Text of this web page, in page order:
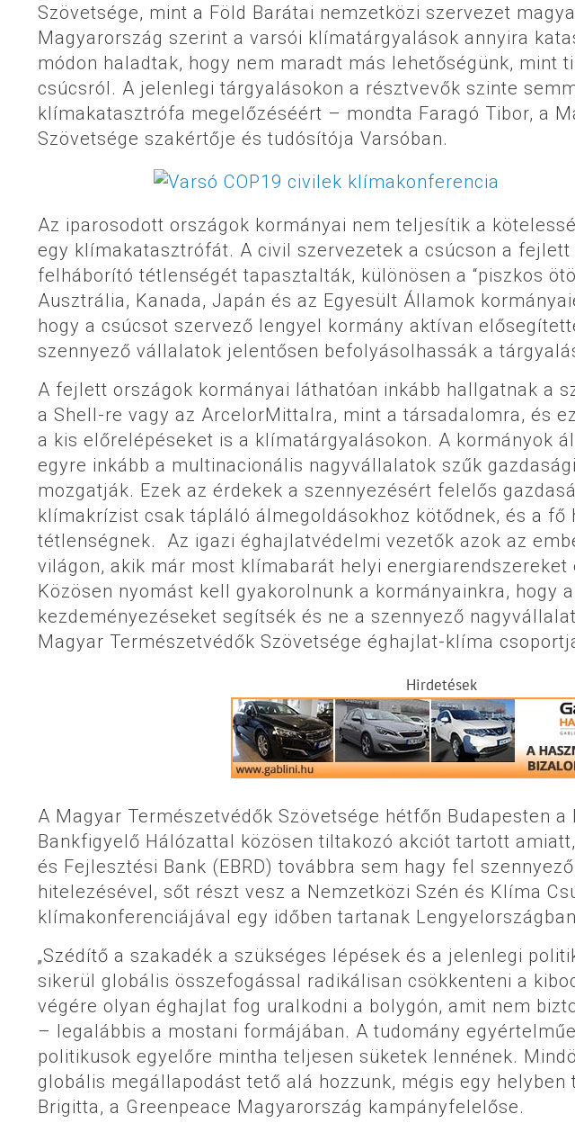
Szövetsége, mint a Föld Barátai nemzetközi szervezet
Magyarország szerint a varsói klímatárgyalások annyira
módon haladtak, hogy nem maradt más lehetőségünk, mint
csúcsról. A jelenlegi tárgyalásokon a résztvevők szinte
klímakatasztrófa megelőzéséért – mondta Faragó Tibor, a
Szövetsége szakértője és tudósítója Varsóban.
Az iparosodott országok kormányai nem teljesítik a
egy klímakatasztrófát. A civil szervezetek a csúcson a
felháborító tétlenségét tapasztalták, különösen a “piszkos
Ausztrália, Kanada, Japán és az Egyesült Államok
hogy a csúcsot szervező lengyel kormány aktívan
szennyező vállalatok jelentősen befolyásolhassák a
A fejlett országok kormányai láthatóan inkább hallgatnak a
a Shell-re vagy az ArcelorMittalra, mint a társadalomra, és
a kis előrelépéseket is a klímatárgyalásokon. A kormányok
egyre inkább a multinacionális nagyvállalatok szűk
mozgatják. Ezek az érdekek a szennyezésért felelős
klímakrízist csak tápláló álmegoldásokhoz kötődnek, és a fő
tétlenségnek. Az igazi éghajlatvédelmi vezetők azok az
világon, akik már most klímabarát helyi energiarendszereket
Közösen nyomást kell gyakorolnunk a kormányainkra, hogy
kezdeményezéseket segítsék és ne a szennyező
Magyar Természetvédők Szövetsége éghajlat-klíma
Hirdetések
A Magyar Természetvédők Szövetsége hétfőn Budapesten
Bankfigyelő Hálózattal közösen tiltakozó akciót tartott
és Fejlesztési Bank (EBRD) továbbra sem hagy fel
hitelezésével, sőt részt vesz a Nemzetközi Szén és Klíma
klímakonferenciájával egy időben tartanak
„Szédítő a szakadék a szükséges lépések és a jelenlegi
sikerül globális összefogással radikálisan csökkenteni a
végére olyan éghajlat fog uralkodni a bolygón, amit nem
– legalábbis a mostani formájában. A tudomány
politikusok egyelőre mintha teljesen süketek lennének.
globális megállapodást tető alá hozzunk, mégis egy helyben
Brigitta, a Greenpeace Magyarország kampányfelelőse.